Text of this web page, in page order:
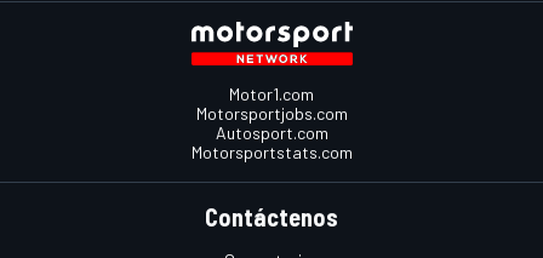
Motor1.com
Motorsportjobs.com
Autosport.com
Motorsportstats.com
Contáctenos